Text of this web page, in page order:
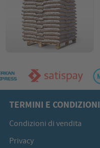
TERMINI E CONDIZIONI
Condizioni di vendita
Privacy